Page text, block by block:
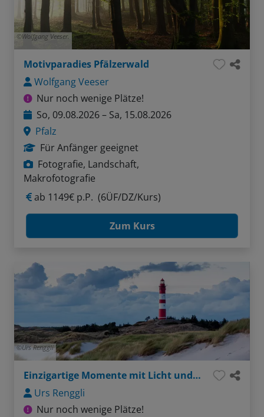
Wolfgang Veeser.
Motivparadies Pfälzerwald
Wolfgang Veeser
Nur noch wenige Plätze!
So, 09.08.2026 – Sa, 15.08.2026
Pfalz
Für Anfänger geeignet
Fotografie, Landschaft,
Makrofotografie
ab 1149€ p.P. (6ÜF/DZ/Kurs)
Zum Kurs
Urs Renggli
Einzigartige Momente mit Licht und Kamera
Urs Renggli
Nur noch wenige Plätze!